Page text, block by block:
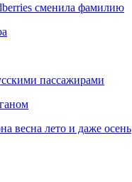
сменила фамилию
пассажирами
весна лето и даже осень